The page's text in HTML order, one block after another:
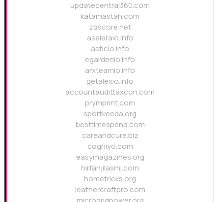
updatecentral360.com
katamastah.com
zqscore.net
aseleraio.info
asticio.info
egardenio.info
arxteamio.info
getalexio.info
accountaudittaxcon.com
prymprint.com
sportkeeda.org
besttimespend.com
careandcure.biz
cogniyo.com
easymagazines.org
hirfanjilasmi.com
hometricks.org
leathercraftpro.com